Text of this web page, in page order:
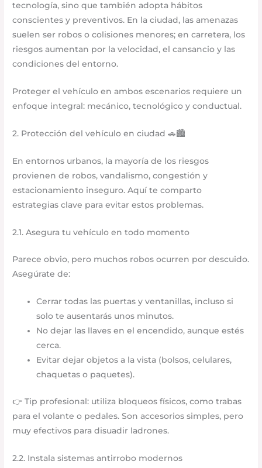
tecnología, sino que también adopta hábitos
conscientes y preventivos. En la ciudad, las amenazas
suelen ser robos o colisiones menores; en carretera, los
riesgos aumentan por la velocidad, el cansancio y las
condiciones del entorno.
Proteger el vehículo en ambos escenarios requiere un
enfoque integral: mecánico, tecnológico y conductual.
2. Protección del vehículo en ciudad 🚗🏙️
En entornos urbanos, la mayoría de los riesgos
provienen de robos, vandalismo, congestión y
estacionamiento inseguro. Aquí te comparto
estrategias clave para evitar estos problemas.
2.1. Asegura tu vehículo en todo momento
Parece obvio, pero muchos robos ocurren por descuido.
Asegúrate de:
Cerrar todas las puertas y ventanillas, incluso si
solo te ausentarás unos minutos.
No dejar las llaves en el encendido, aunque estés
cerca.
Evitar dejar objetos a la vista (bolsos, celulares,
chaquetas o paquetes).
👉 Tip profesional: utiliza bloqueos físicos, como trabas
para el volante o pedales. Son accesorios simples, pero
muy efectivos para disuadir ladrones.
2.2. Instala sistemas antirrobo modernos